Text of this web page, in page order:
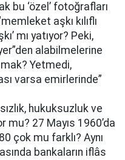
bu ‘özel’ fotoğrafları
aşkı kılıflı
mı yatıyor? Peki,
alabilmelerine
Yetmedi,
varsa emirlerinde”
hukuksuzluk ve
mu? 27 Mayıs 1960’da
çok mu farklı? Aynı
bankaların iflâs